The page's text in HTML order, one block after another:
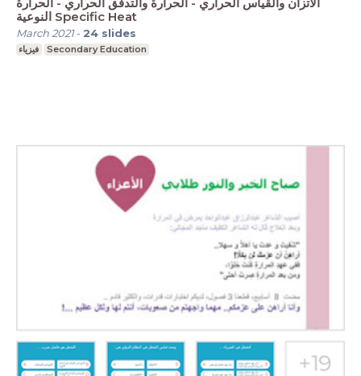
الاتزان والقياس الحراري - الحرارة والتدفق الحراري - الحرارة
النوعية Specific Heat
March 2021- 24 slides
فيزياء Secondary Education